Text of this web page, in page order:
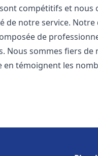
compétitifs et nous
de notre service. Notre
de
Nous sommes fiers de
témoignent les